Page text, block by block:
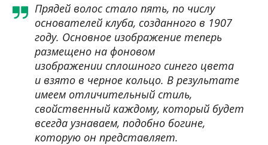
Прядей волос стало пять, по числу
основателей клуба, созданного в 1907
году. Основное изображение теперь
размещено на фоновом
изображении сплошного синего цвета
и взято в черное кольцо. В результате
имеем отличительный стиль,
свойственный каждому, который будет
всегда узнаваем, подобно богине,
которую он представляет.